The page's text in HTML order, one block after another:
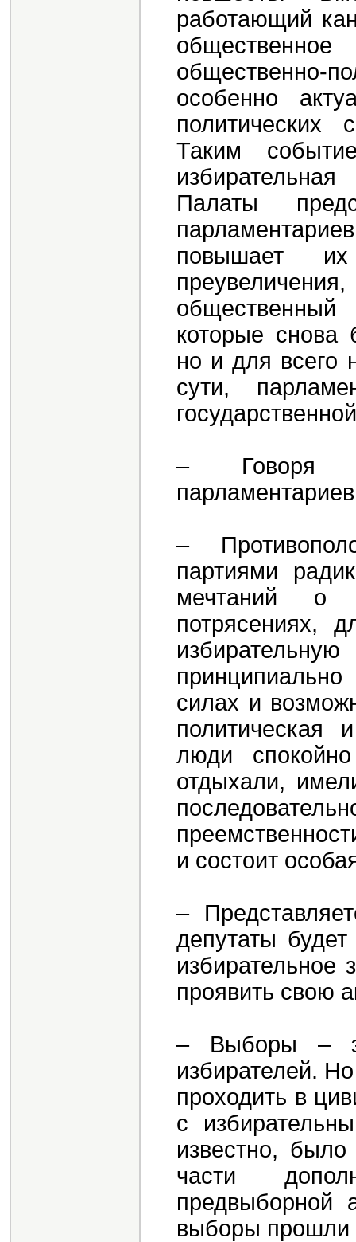
работающий
общественно-
особенно
политических
Таким
Палаты
повышает
которые снова
но и для всего
сути,
– Говоря
–
партиями
мечтаний о
потрясениях,
силах и
политическая
люди
отдыхали,
и состоит
–
депутаты
избирательное
проявить свою
– Выборы –
избирателей.
проходить в
с
известно,
части
предвыборной
выборы прошли